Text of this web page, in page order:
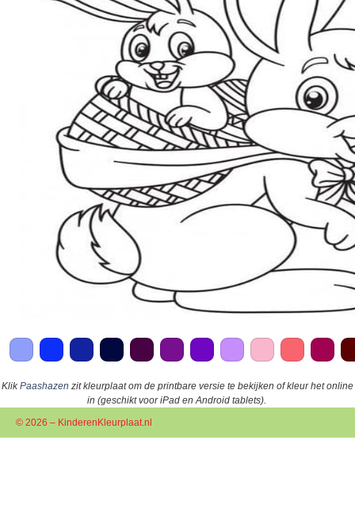
KlikPaashazen zit kleurplaat om de printbare versie te bekijken of kleur het online
in (geschikt voor iPad en Android tablets).
© 2026 – KinderenKleurplaat.nl